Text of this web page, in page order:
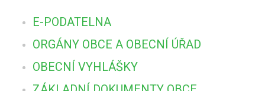
E-PODATELNA
ORGÁNY OBCE A OBECNÍ ÚŘAD
OBECNÍ VYHLÁŠKY